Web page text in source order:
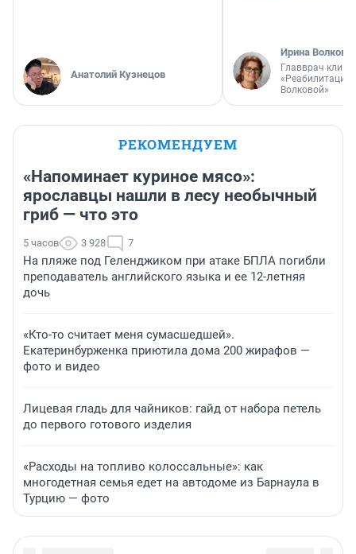
Анатолий Кузнецов
Ирина Волкова
Главврач
«Реабилитация
Волковой»
РЕКОМЕНДУЕМ
«Напоминает куриное мясо»:
ярославцы нашли в лесу необычный
гриб — что это
5 часов 3 928 7
На пляже под Геленджиком при атаке БПЛА погибли
преподаватель английского языка и ее 12-летняя
дочь
«Кто-то считает меня сумасшедшей».
Екатеринбурженка приютила дома 200 жирафов —
фото и видео
Лицевая гладь для чайников: гайд от набора петель
до первого готового изделия
«Расходы на топливо колоссальные»: как
многодетная семья едет на автодоме из Барнаула в
Турцию — фото